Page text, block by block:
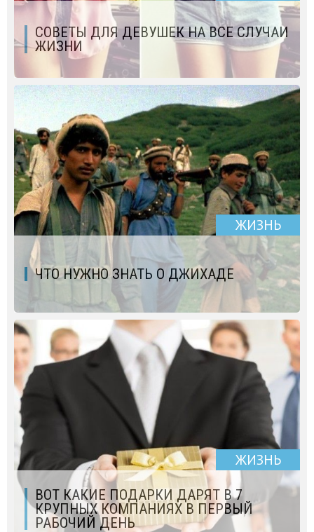
СОВЕТЫ ДЛЯ ДЕВУШЕК НА ВСЕ СЛУЧАИ
ЖИЗНИ
ЖИЗНЬ
ЧТО НУЖНО ЗНАТЬ О ДЖИХАДЕ
ЖИЗНЬ
ВОТ КАКИЕ ПОДАРКИ ДАРЯТ В 7
КРУПНЫХ КОМПАНИЯХ В ПЕРВЫЙ
РАБОЧИЙ ДЕНЬ